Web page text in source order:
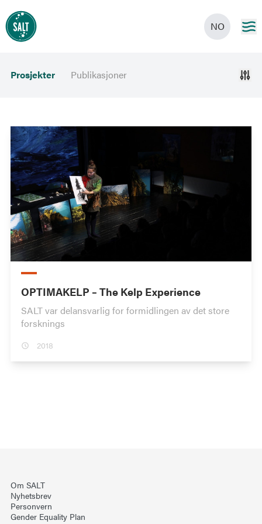
NO
Prosjekter Publikasjoner
OPTIMAKELP – The Kelp Experience
SALT var delansvarlig for formidlingen av det store
forsknings
2018
Om SALT
Nyhetsbrev
Personvern
Gender Equality Plan